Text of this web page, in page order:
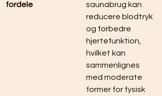
fordele
saunabrug kan
reducere blodtryk
og forbedre
hjertefunktion,
hvilket kan
sammenlignes
med moderate
former for fysisk